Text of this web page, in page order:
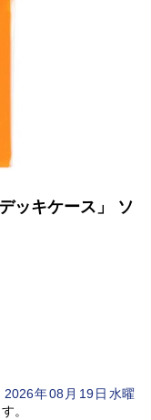
ッキケース」 ソ
2026年08 月 19日水曜
。